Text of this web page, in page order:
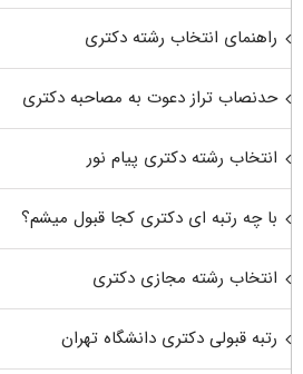
راهنمای انتخاب رشته دکتری
حدنصاب تراز دعوت به مصاحبه دکتری
انتخاب رشته دکتری پیام نور
با چه رتبه ای دکتری کجا قبول میشم؟
انتخاب رشته مجازی دکتری
رتبه قبولی دکتری دانشگاه تهران